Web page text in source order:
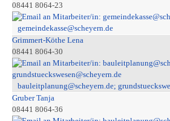
08441 8064-23
gemeindekasse@scheyern.de
Grimmert-Köthe Lena
08441 8064-30
bauleitplanung@scheyern.de;
Gruber Tanja
08441 8064-36